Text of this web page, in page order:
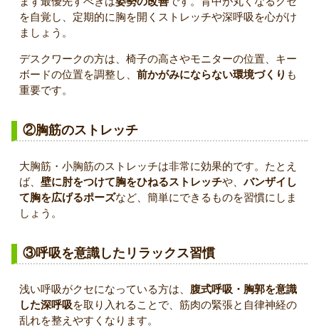
を自覚し、定期的に胸を開くストレッチや深呼吸を心がけ
ましょう。
デスクワークの方は、椅子の高さやモニターの位置、キー
ボードの位置を調整し、 前かがみにならない環境づくり も
重要です。
②胸筋のストレッチ
大胸筋・小胸筋のストレッチは非常に効果的です。たとえ
ば、 壁に肘をつけて胸をひねるストレッチや、バンザイし
て胸を広げるポーズなど、簡単にできるものを習慣にしま
しょう。
③呼吸を意識したリラックス習慣
浅い呼吸がクセになっている方は、 腹式呼吸・胸郭を意識
した深呼吸を取り入れることで、筋肉の緊張と自律神経の
乱れを整えやすくなります。